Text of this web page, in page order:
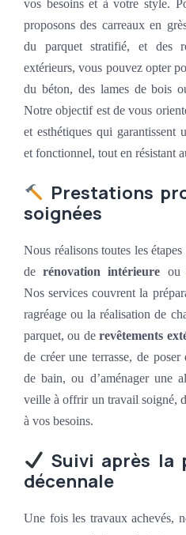
vos besoins et à votre style.
proposons des carreaux en
du parquet stratifié, et des
extérieurs, vous pouvez opter
du béton, des lames de bois
Notre objectif est de vous
et esthétiques qui garantissent
et fonctionnel, tout en résistant
Prestations
soignées
Nous réalisons toutes les
derénovation intérieure ou
Nos services couvrent la
ragréage ou la réalisation de
parquet, ou derevêtements
de créer une terrasse, de
de bain, ou d’aménager une
veille à offrir un travail soigné,
à vos besoins.
Suivi après la
décennale
Une fois les travaux achevés,